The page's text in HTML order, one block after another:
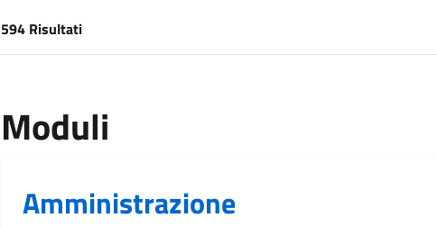
[results] Risultati
594 Risultati
Moduli
Amministrazione